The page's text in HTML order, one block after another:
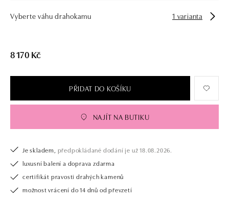
Vyberte váhu drahokamu 1 varianta
8 170 Kč
PŘIDAT DO KOŠÍKU
NAJÍT NA BUTIKU
Je skladem, předpokládané dodání je už 18.08.2026.
luxusní balení a doprava zdarma
certifikát pravosti drahých kamenů
možnost vrácení do 14 dnů od převzetí